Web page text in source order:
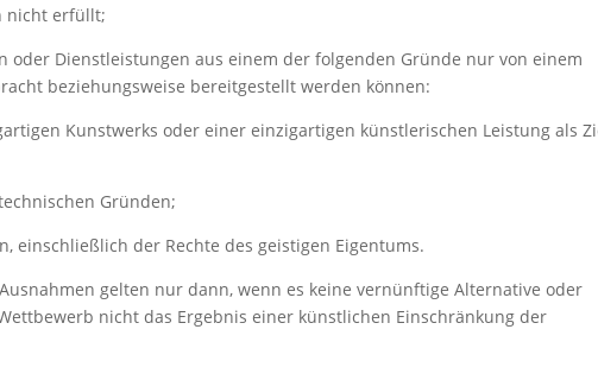
nicht erfüllt;
oder Dienstleistungen aus einem der folgenden Gründe nur von einem
beziehungsweise bereitgestellt werden können:
Kunstwerks oder einer einzigartigen künstlerischen Leistung als
Gründen;
einschließlich der Rechte des geistigen Eigentums.
gelten nur dann, wenn es keine vernünftige Alternative oder
nicht das Ergebnis einer künstlichen Einschränkung der